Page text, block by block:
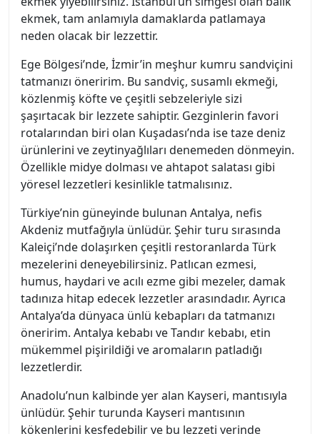
ekmek, tam anlamıyla damaklarda patlamaya
neden olacak bir lezzettir.
Ege Bölgesi’nde, İzmir’in meşhur kumru sandviçini
tatmanızı öneririm. Bu sandviç, susamlı ekmeği,
közlenmiş köfte ve çeşitli sebzeleriyle sizi
şaşırtacak bir lezzete sahiptir. Gezginlerin favori
rotalarından biri olan Kuşadası’nda ise taze deniz
ürünlerini ve zeytinyağlıları denemeden dönmeyin.
Özellikle midye dolması ve ahtapot salatası gibi
yöresel lezzetleri kesinlikle tatmalısınız.
Türkiye’nin güneyinde bulunan Antalya, nefis
Akdeniz mutfağıyla ünlüdür. Şehir turu sırasında
Kaleiçi’nde dolaşırken çeşitli restoranlarda Türk
mezelerini deneyebilirsiniz. Patlıcan ezmesi,
humus, haydari ve acılı ezme gibi mezeler, damak
tadınıza hitap edecek lezzetler arasındadır. Ayrıca
Antalya’da dünyaca ünlü kebapları da tatmanızı
öneririm. Antalya kebabı ve Tandır kebabı, etin
mükemmel pişirildiği ve aromaların patladığı
lezzetlerdir.
Anadolu’nun kalbinde yer alan Kayseri, mantısıyla
ünlüdür. Şehir turunda Kayseri mantısının
kökenlerini keşfedebilir ve bu lezzeti yerinde